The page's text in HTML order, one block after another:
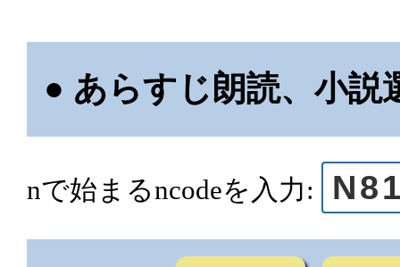
● あらすじ朗読、小説
nで始まるncodeを入力: